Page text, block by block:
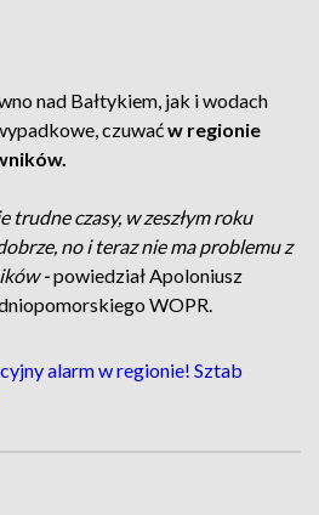
nad Bałtykiem, jak i wodach
czuwaćw regionie
trudne czasy, w zeszłym roku
no i teraz nie ma problemu z
-powiedział Apoloniusz
WOPR.
alarm w regionie! Sztab